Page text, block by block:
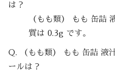
は？
（もも類） もも 缶詰
質は 0.3g です。
Q. （もも類） もも 缶詰 液
ールは？